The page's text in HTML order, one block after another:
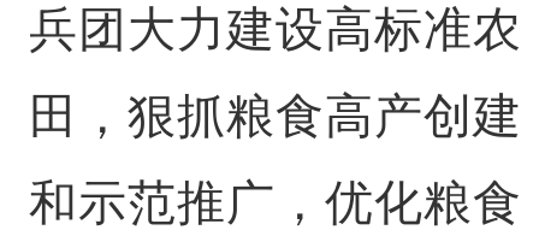
兵团大力建设高标准农
田，狠抓粮食高产创建
和示范推广，优化粮食